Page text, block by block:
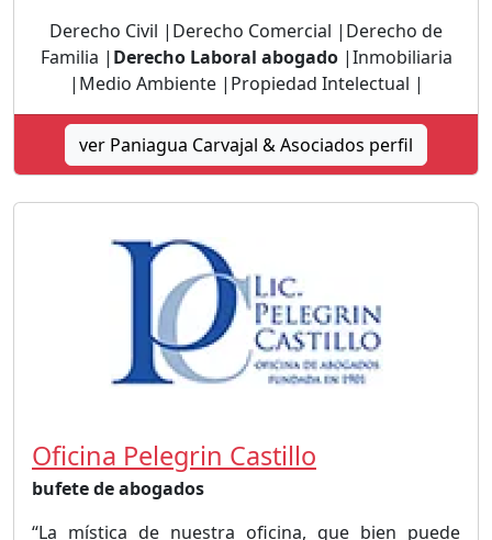
Derecho Civil |Derecho Comercial |Derecho de
Familia | Derecho Laboral abogado|Inmobiliaria
|Medio Ambiente |Propiedad Intelectual |
ver Paniagua Carvajal & Asociados perfil
Oficina Pelegrin Castillo
bufete de abogados
“La mística de nuestra oficina, que bien puede